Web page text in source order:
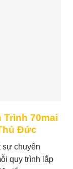
Trình 70mai
Đức
sự chuyên
quy trình lắp